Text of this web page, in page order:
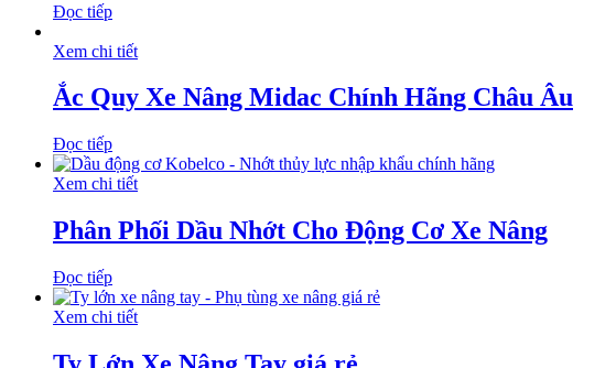
Đọc tiếp
Xem chi tiết
Ắc Quy Xe Nâng Midac Chính Hãng Châu Âu
Đọc tiếp
Xem chi tiết
Phân Phối Dầu Nhớt Cho Động Cơ Xe Nâng
Đọc tiếp
Xem chi tiết